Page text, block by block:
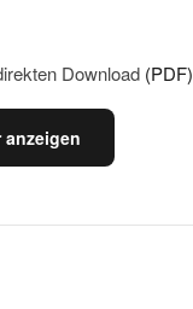
Download (PDF)
anzeigen